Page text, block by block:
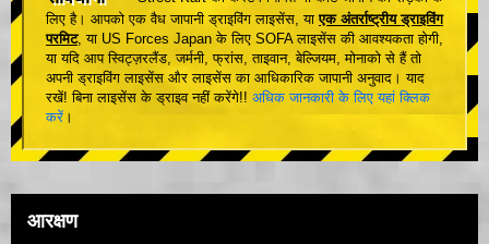
लिए है। आपको एक वैध जापानी ड्राइविंग लाइसेंस, याएक अंतर्राष्ट्रीय ड्राइविंग
परमिट, या US Forces Japan के लिए SOFA लाइसेंस की आवश्यकता होगी,
या यदि आप स्विट्ज़रलैंड, जर्मनी, फ्रांस, ताइवान, बेल्जियम, मोनाको से हैं तो
अपनी ड्राइविंग लाइसेंस और लाइसेंस का आधिकारिक जापानी अनुवाद। याद
रखें! बिना लाइसेंस के ड्राइव नहीं करेंगे!! अधिक जानकारी के लिए यहां क्लिक
करें ।
आरक्षण